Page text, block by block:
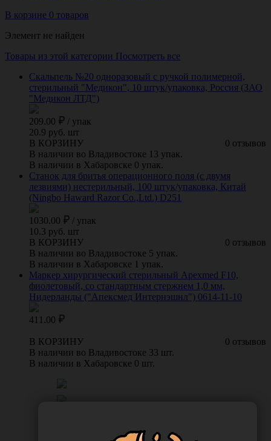
В корзине 0 товаров
Элемент не найден
Товары из этой категории Посмотреть все
Скальпель №20 одноразовый с ручкой полимерной,
стерильный "Медикон", 10 штук/упаковка, Россия (ЗАО
"Медикон ЛТД")
209.00 / упак
20.9 руб. шт
0 отзывов
В КОРЗИНУ
В наличии во Владивостоке 13 упак.
В наличии в Хабаровске 0 упак.
Станок для бритья операционного поля (с двумя
лезвиями) нестерильный, 100 штук/упаковка, Китай
(Ningbo Haward Razor Co.,Ltd.) D251
1030.00 / упак
10.3 руб. шт
0 отзывов
В КОРЗИНУ
В наличии во Владивостоке 5 упак.
В наличии в Хабаровске 1 упак.
Маркер хирургический стерильный Apexmed F10,
фиолетовый, cо стандартным стержнем 1,0 мм,
Нидерланды ("Апексмед Интернэшнл") 0614-11-10
411.00
0 отзывов
В КОРЗИНУ
В наличии во Владивостоке 33 шт.
В наличии в Хабаровске 0 шт.